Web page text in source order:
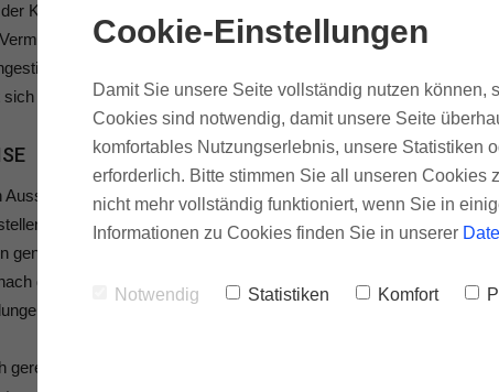
Konjunktur wirkt sich sogar preistreibend auf die Immobilienwerte
ist groß. Seit der Finanzkrise 2008/2009 sind die
Auch kleinere Städte verzeichnen einen Anstieg von rund
in einer weiteren Krise nicht auf.
hält, sei dies nun zum Kauf oder zur Miete, wird sich in
müssen. In dieser Situation stellt ein Wissensvorsprung einen
genau diesen Wissensvorsprung und es ist uns Wunsch und
den nunmehr 5 Jahren seines Erscheinens, Ihr zuverlässiger
rund um Immobilien in Stuttgart ist und bleibt.
gerecht zu werden, haben wir uns wieder qualifizierte
Cookie-Einstellungen
Damit Sie unsere Seite vollständig nutzen können,
Cookies sind notwendig, damit unsere Seite
komfortables Nutzungserlebnis, unsere Statistiken
erforderlich. Bitte stimmen Sie all unseren Cookies
nicht mehr vollständig funktioniert, wenn Sie in
Informationen zu Cookies finden Sie in unserer
Notwendig Statistiken Komfort